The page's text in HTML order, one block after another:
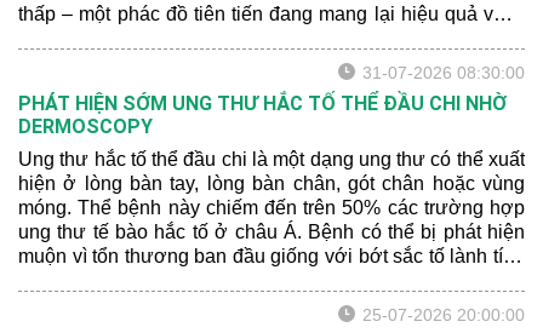
thấp – một phác đồ tiên tiến đang mang lại hiệu quả vượt
31-07-2026 08:30:00
PHÁT HIỆN SỚM UNG THƯ HẮC TỐ THỂ ĐẦU CHI NHỜ
DERMOSCOPY
Ung thư hắc tố thể đầu chi là một dạng ung thư có thể xuất
hiện ở lòng bàn tay, lòng bàn chân, gót chân hoặc vùng
móng. Thể bệnh này chiếm đến trên 50% các trường hợp
ung thư tế bào hắc tố ở châu Á. Bệnh có thể bị phát hiện
muộn vì tổn thương ban đầu giống với bớt sắc tố lành tính
25-07-2026 20:00:00